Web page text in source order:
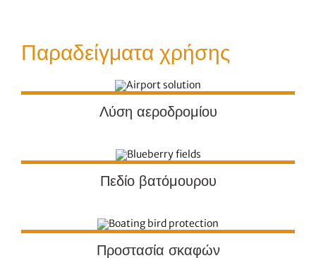
Παραδείγματα χρήσης
Λύση αεροδρομίου
Πεδίο βατόμουρου
Προστασία σκαφών